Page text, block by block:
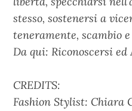
stesso, sostenersi a
teneramente, scambio
Da qui: Riconoscersi
CREDITS:
Fashion Stylist: Chiara